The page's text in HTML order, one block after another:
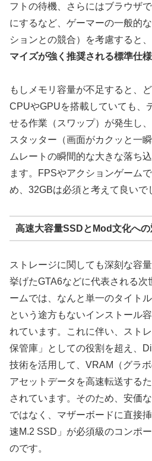
フトの待機、さらにはブラウザ
にするなど、ゲーマーの一般的
ションとの競合）を考慮すると、
マイズが強く推奨される標準仕様
もしメモリ容量が不足すると、
CPUやGPUを搭載していても、
せる作業（スワップ）が発生し
スタッター（画面がカクッと一
ムレートの瞬間的な大きな落ち
ます。FPSやアクションゲーム
め、32GBは必須と考えて良いで
高速大容量SSDとMod文化への
ストレージに関しても深刻な容
挙げたGTA6などに代表される
ームでは、なんと単一のタイト
という途方もないインストール
れています。これに伴い、スト
保管庫」としての役割を超え、
技術を活用して、VRAM（グラ
アセットデータを高速転送する
されています。そのため、安価
ではなく、マザーボードに直接
速M.2 SSD」が必須級のコンポ
のです。